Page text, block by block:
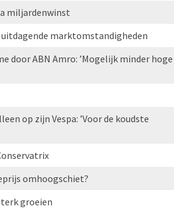
miljardenwinst
marktomstandigheden
door ABN Amro: ’Mogelijk minder hoge
op zijn Vespa: ’Voor de koudste
omhoogschiet?
groeien